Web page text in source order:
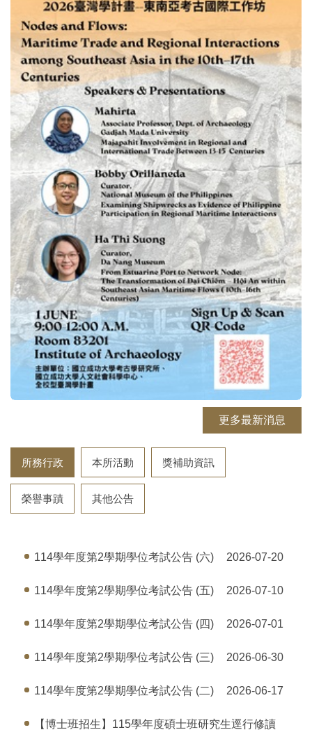
更多最新消息
所務行政 本所活動 獎補助資訊
榮譽事蹟 其他公告
114學年度第2學期學位考試公告 (六) 2026-07-20
114學年度第2學期學位考試公告 (五) 2026-07-10
114學年度第2學期學位考試公告 (四) 2026-07-01
114學年度第2學期學位考試公告 (三) 2026-06-30
114學年度第2學期學位考試公告 (二) 2026-06-17
【博士班招生】115學年度碩士班研究生逕行修讀